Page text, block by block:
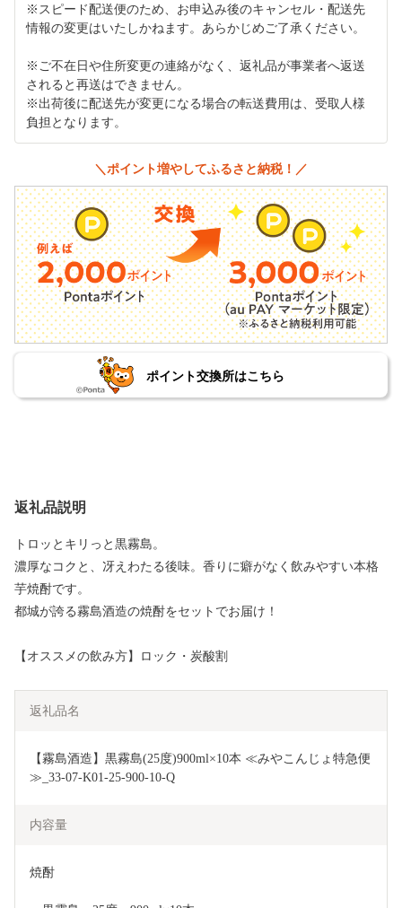
※スピード配送便のため、お申込み後のキャンセル・配送先
情報の変更はいたしかねます。あらかじめご了承ください。
※ご不在日や住所変更の連絡がなく、返礼品が事業者へ返送
されると再送はできません。
※出荷後に配送先が変更になる場合の転送費用は、受取人様
負担となります。
＼ポイント増やしてふるさと納税！／
ポイント交換所はこちら
返礼品説明
トロッとキリっと黒霧島。
濃厚なコクと、冴えわたる後味。香りに癖がなく飲みやすい本格
芋焼酎です。
都城が誇る霧島酒造の焼酎をセットでお届け！
【オススメの飲み方】ロック・炭酸割
返礼品名
【霧島酒造】黒霧島(25度)900ml×10本 ≪みやこんじょ特急便
≫_33-07-K01-25-900-10-Q
内容量
焼酎